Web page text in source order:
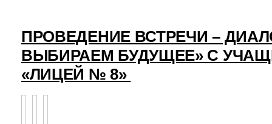
ПРОВЕДЕНИЕ ВСТРЕЧИ –
ВЫБИРАЕМ БУДУЩЕЕ» С
«ЛИЦЕЙ № 8»